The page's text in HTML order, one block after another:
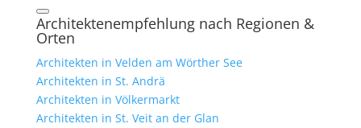
Architektenempfehlung nach Regionen &
Orten
Architekten in Velden am Wörther See
Architekten in St. Andrä
Architekten in Völkermarkt
Architekten in St. Veit an der Glan